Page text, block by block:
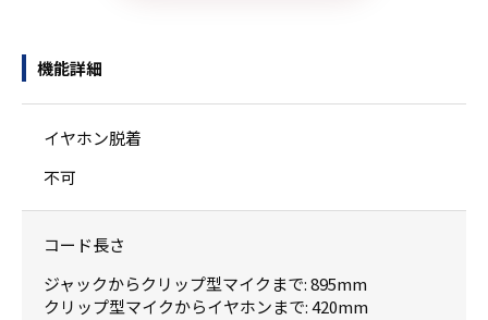
機能詳細
イヤホン脱着
不可
コード長さ
ジャックからクリップ型マイクまで: 895mm
クリップ型マイクからイヤホンまで: 420mm